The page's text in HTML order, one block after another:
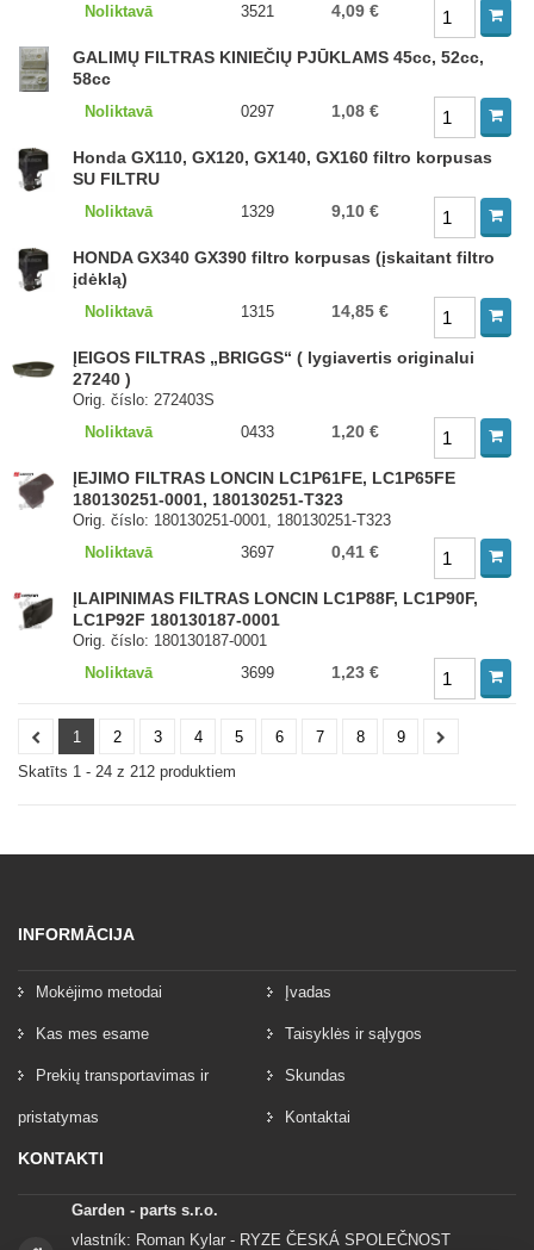
Noliktavā
3521 4,09 €
GALIMŲ FILTRAS KINIEČIŲ PJŪKLAMS 45cc, 52cc,
58cc
Noliktavā 0297 1,08 €
Honda GX110, GX120, GX140, GX160 filtro korpusas
SU FILTRU
Noliktavā 1329 9,10 €
HONDA GX340 GX390 filtro korpusas (įskaitant filtro
įdėklą)
Noliktavā 1315 14,85 €
ĮEIGOS FILTRAS „BRIGGS“ ( lygiavertis originalui
27240 )
Orig. číslo: 272403S
Noliktavā
0433 1,20 €
ĮEJIMO FILTRAS LONCIN LC1P61FE, LC1P65FE
180130251-0001, 180130251-T323
Orig. číslo: 180130251-0001, 180130251-T323
Noliktavā
3697 0,41 €
ĮLAIPINIMAS FILTRAS LONCIN LC1P88F, LC1P90F,
LC1P92F 180130187-0001
Orig. číslo: 180130187-0001
Noliktavā
3699 1,23 €
1 2 3 4 5 6 7 8
9
Skatīts 1 - 24 z 212 produktiem
INFORMĀCIJA
Mokėjimo metodai Įvadas
Kas mes esame Taisyklės ir sąlygos
Prekių transportavimas ir
pristatymas
Skundas
Kontaktai
KONTAKTI
Garden - parts s.r.o.
vlastník: Roman Kylar - RYZE ČESKÁ SPOLEČNOST